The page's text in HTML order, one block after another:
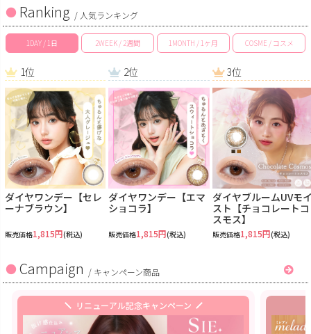
Ranking / 人気ランキング
1DAY / 1日 2WEEK / 2週間 1MONTH / 1ヶ月 COSME / コスメ
1位
ダイヤワンデー【セレ
ーナブラウン】
販売価格1,815円(税込)
2位
ダイヤワンデー【エマ
ショコラ】
販売価格1,815円(税込)
3位
ダイヤブルームUVモ
スト【チョコレートコ
スモス】
販売価格1,815円(税込)
Campaign / キャンペーン商品
リニューアル記念キャンペーン